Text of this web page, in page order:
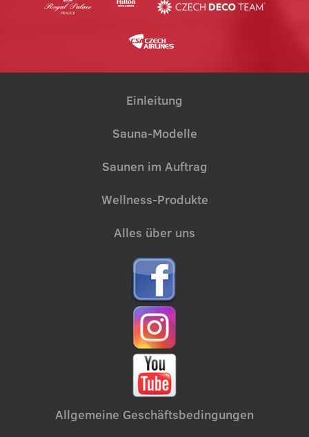
Einleitung
Sauna-Modelle
Saunen im Auftrag
Wellness-Produkte
Alles über uns
Allgemeine Geschäftsbedingungen